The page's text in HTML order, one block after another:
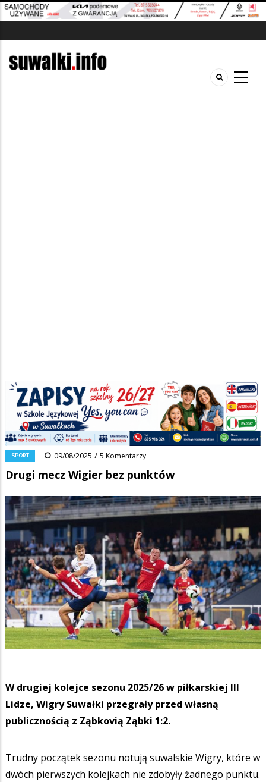
Ścieżka
nawigacyjna
Strona główna/Wiadomości /Sport/
Drugi mecz Wigier bez punktów
Facebook PinterestTumblr
0 Reddit Share
SPORT 09/08/2025 / 5 Komentarzy
Drugi mecz Wigier bez punktów
W drugiej kolejce sezonu 2025/26 w piłkarskiej III
Lidze, Wigry Suwałki przegrały przed własną
publicznością z Ząbkovią Ząbki 1:2.
Trudny początek sezonu notują suwalskie Wigry, które w
dwóch pierwszych kolejkach nie zdobyły żadnego punktu.